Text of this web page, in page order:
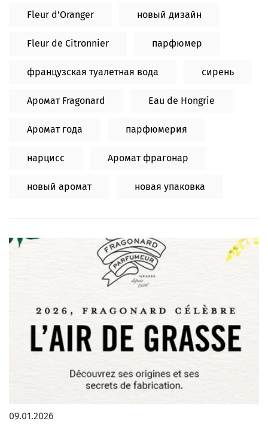
Fleur d'Oranger новый дизайн
Fleur de Citronnier парфюмер
французская туалетная вода сирень
Аромат Fragonard Eau de Hongrie
Аромат года парфюмерия
нарцисс Аромат фрагонар
новый аромат новая упаковка
09.01.2026